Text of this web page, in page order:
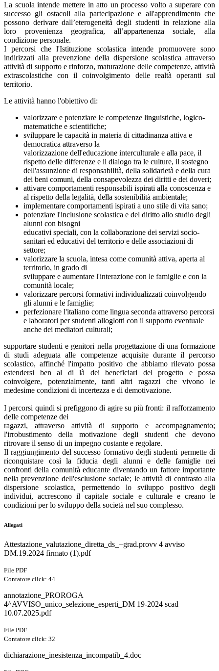
La scuola intende mettere in atto un processo volto a superare con
successo gli ostacoli alla partecipazione e all'apprendimento che
possono derivare dall’eterogeneità degli studenti in relazione alla
loro provenienza geografica, all’appartenenza sociale, alla
condizione personale.
I percorsi che l'Istituzione scolastica intende promuovere sono
indirizzati alla prevenzione della dispersione scolastica attraverso
attività di supporto e rinforzo, maturazione delle competenze, attività
extrascolastiche con il coinvolgimento delle realtà operanti sul
territorio.
Le attività hanno l'obiettivo di:
valorizzare e potenziare le competenze linguistiche, logico-
matematiche e scientifiche;
sviluppare le capacità in materia di cittadinanza attiva e
democratica attraverso la
valorizzazione dell'educazione interculturale e alla pace, il
rispetto delle differenze e il dialogo tra le culture, il sostegno
dell'assunzione di responsabilità, della solidarietà e della cura
dei beni comuni, della consapevolezza dei diritti e dei doveri;
attivare comportamenti responsabili ispirati alla conoscenza e
al rispetto della legalità, della sostenibilità ambientale;
implementare comportamenti ispirati a uno stile di vita sano;
potenziare l'inclusione scolastica e del diritto allo studio degli
alunni con bisogni
educativi speciali, con la collaborazione dei servizi socio-
sanitari ed educativi del territorio e delle associazioni di
settore;
valorizzare la scuola, intesa come comunità attiva, aperta al
territorio, in grado di
sviluppare e aumentare l'interazione con le famiglie e con la
comunità locale;
valorizzare percorsi formativi individualizzati coinvolgendo
gli alunni e le famiglie;
perfezionare l'italiano come lingua seconda attraverso percorsi
e laboratori per studenti alloglotti con il supporto eventuale
anche dei mediatori culturali;
supportare studenti e genitori nella progettazione di una formazione
di studi adeguata alle competenze acquisite durante il percorso
scolastico, affinché l'impatto positivo che abbiamo rilevato possa
estendersi ben al di là dei beneficiari del progetto e possa
coinvolgere, potenzialmente, tanti altri ragazzi che vivono le
medesime condizioni di incertezza e di demotivazione.
I percorsi quindi si prefiggono di agire su più fronti: il rafforzamento
delle competenze dei
ragazzi, attraverso attività di supporto e accompagnamento;
l'irrobustimento della motivazione degli studenti che devono
ritrovare il senso di un impegno costante e regolare.
Il raggiungimento del successo formativo degli studenti permette di
riconquistare così la fiducia degli alunni e delle famiglie nei
confronti della comunità educante diventando un fattore importante
nella prevenzione dell'esclusione sociale; le attività di contrasto alla
dispersione scolastica, permettendo lo sviluppo positivo degli
individui, accrescono il capitale sociale e culturale e creano le
condizioni per lo sviluppo della società nel suo complesso.
Allegati
Attestazione_valutazione_diretta_ds_+grad.provv 4 avviso
DM.19.2024 firmato (1).pdf
File PDF
Contatore click: 44
annotazione_PROROGA
4^AVVISO_unico_selezione_esperti_DM 19-2024 scad
10.07.2025.pdf
File PDF
Contatore click: 32
dichiarazione_inesistenza_incompatib_4.doc